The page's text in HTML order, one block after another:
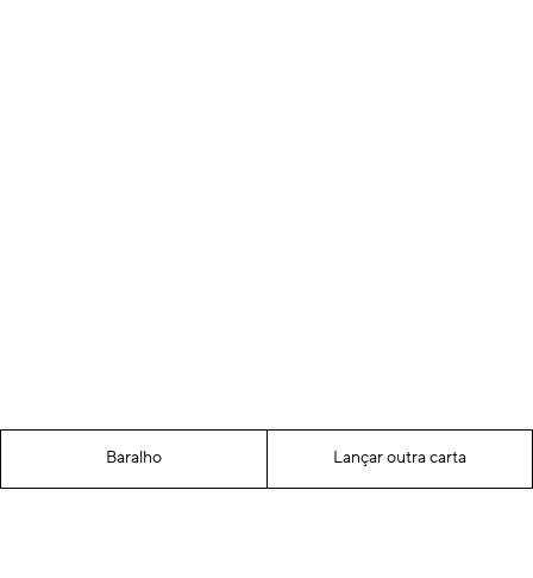
Baralho Lançar outra carta